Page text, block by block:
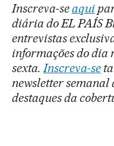
Inscreva-seaqui
diária do EL PAÍS
entrevistas
informações do dia
sexta. Inscreva-se
newsletter semanal
destaques da